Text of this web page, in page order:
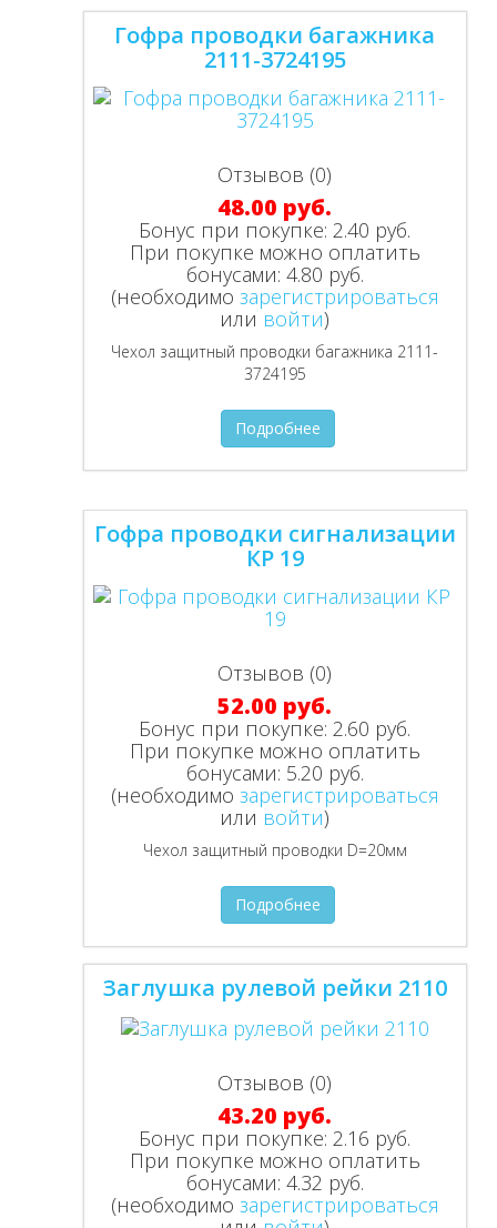
Гофра проводки багажника
2111-3724195
Отзывов (0)
48.00 руб.
Бонус при покупке:2.40 руб.
При покупке можно оплатить
бонусами: 4.80 руб.
(необходимо зарегистрироваться
или войти)
Чехол защитный проводки багажника 2111-
3724195
Подробнее
Гофра проводки сигнализации
КР 19
Отзывов (0)
52.00 руб.
Бонус при покупке:2.60 руб.
При покупке можно оплатить
бонусами: 5.20 руб.
(необходимо зарегистрироваться
или войти)
Чехол защитный проводки D=20мм
Подробнее
Заглушка рулевой рейки 2110
Отзывов (0)
43.20 руб.
Бонус при покупке: 2.16 руб.
При покупке можно оплатить
бонусами: 4.32 руб.
(необходимо зарегистрироваться